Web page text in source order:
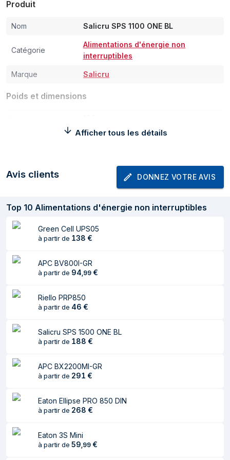
Produit
Nom Salicru SPS 1100 ONE BL
Catégorie
Alimentations d'énergie non
interruptibles
Marque Salicru
Poids et dimensions
300 mm
Poids
d'opération
Nombre de prises
4 sortie(s) CA
Port USB Oui
USB 2.0
Batterie
Technologie
de la batterie (max)
Afficher tous les détails
Avis clients DONNEZ VOTRE AVIS
Top 10 Alimentations d'énergie non interruptibles
Green Cell UPS05
à partir de 138 €
APC BV800I-GR
à partir de 94 99 €
Riello PRP850
à partir de 46 €
Salicru SPS 1500 ONE BL
à partir de 188 €
APC BX2200MI-GR
à partir de 291 €
Eaton Ellipse PRO 850 DIN
à partir de 268 €
Eaton 3S Mini
à partir de 59 99 €